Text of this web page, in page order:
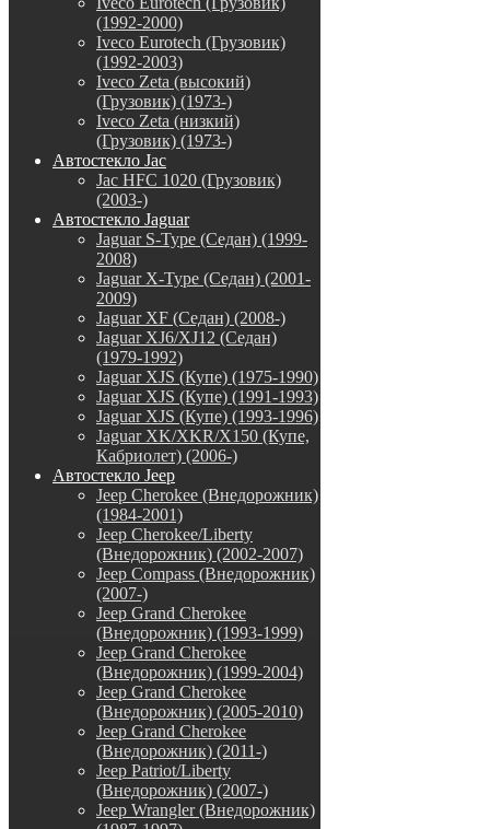
(1992-2000)
Iveco Eurotech (Грузовик)
(1992-2003)
Iveco Zeta (высокий)
(Грузовик) (1973-)
Iveco Zeta (низкий)
(Грузовик) (1973-)
Автостекло Jac
Jac HFC 1020 (Грузовик)
(2003-)
Автостекло Jaguar
Jaguar S-Type (Седан) (1999-
2008)
Jaguar X-Type (Седан) (2001-
2009)
Jaguar XF (Седан) (2008-)
Jaguar XJ6/XJ12 (Седан)
(1979-1992)
Jaguar XJS (Купе) (1975-1990)
Jaguar XJS (Купе) (1991-1993)
Jaguar XJS (Купе) (1993-1996)
Jaguar XK/XKR/X150 (Купе,
Кабриолет) (2006-)
Автостекло Jeep
Jeep Cherokee (Внедорожник)
(1984-2001)
Jeep Cherokee/Liberty
(Внедорожник) (2002-2007)
Jeep Compass (Внедорожник)
(2007-)
Jeep Grand Cherokee
(Внедорожник) (1993-1999)
Jeep Grand Cherokee
(Внедорожник) (1999-2004)
Jeep Grand Cherokee
(Внедорожник) (2005-2010)
Jeep Grand Cherokee
(Внедорожник) (2011-)
Jeep Patriot/Liberty
(Внедорожник) (2007-)
Jeep Wrangler (Внедорожник)